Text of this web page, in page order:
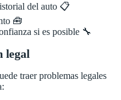
del auto 📋
🧰
si es posible 🔧
legal
traer problemas legales